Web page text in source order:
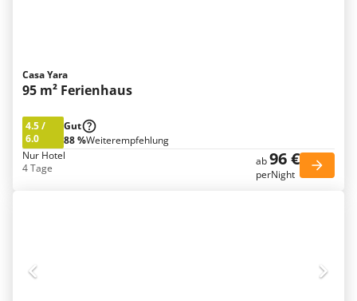
Casa Yara
95 m² Ferienhaus
4.5/
6.0
Gut
88 %Weiterempfehlung
Nur Hotel
4 Tage
ab96 €
perNight